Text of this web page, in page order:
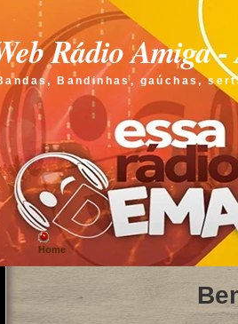
Rádio Amiga
Bandinhas, gaúchas,
Home